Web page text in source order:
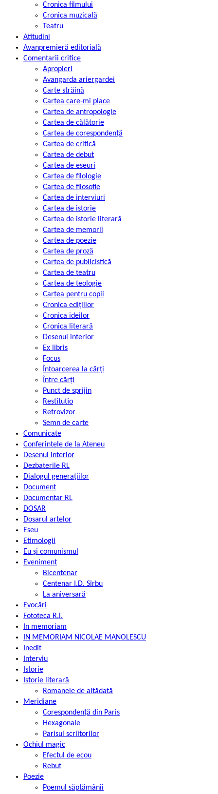
Cronica filmului
Cronica muzicală
Teatru
Atitudini
Avanpremieră editorială
Comentarii critice
Apropieri
Avangarda ariergardei
Carte străină
Cartea care-mi place
Cartea de antropologie
Cartea de călătorie
Cartea de corespondență
Cartea de critică
Cartea de debut
Cartea de eseuri
Cartea de filologie
Cartea de filosofie
Cartea de interviuri
Cartea de istorie
Cartea de istorie literară
Cartea de memorii
Cartea de poezie
Cartea de proză
Cartea de publicistică
Cartea de teatru
Cartea de teologie
Cartea pentru copii
Cronica edițiilor
Cronica ideilor
Cronica literară
Desenul interior
Ex libris
Focus
Întoarcerea la cărți
Între cărți
Punct de sprijin
Restitutio
Retrovizor
Semn de carte
Comunicate
Conferintele de la Ateneu
Desenul interior
Dezbaterile RL
Dialogul generațiilor
Document
Documentar RL
DOSAR
Dosarul artelor
Eseu
Etimologii
Eu și comunismul
Eveniment
Bicentenar
Centenar I.D. Sîrbu
La aniversară
Evocări
Fototeca R.l.
In memoriam
IN MEMORIAM NICOLAE MANOLESCU
Inedit
Interviu
Istorie
Istorie literară
Romanele de altădată
Meridiane
Corespondență din Paris
Hexagonale
Parisul scriitorilor
Ochiul magic
Efectul de ecou
Rebut
Poezie
Poemul săptămânii